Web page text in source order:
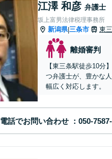
江澤 和彦 弁護士
坂上富男法律税理事務所
新潟県|三条市 東
離婚審判
【東三条駅徒歩10分
つ弁護士が、豊かな
幅広く対応します。
電話でお問い合わせ